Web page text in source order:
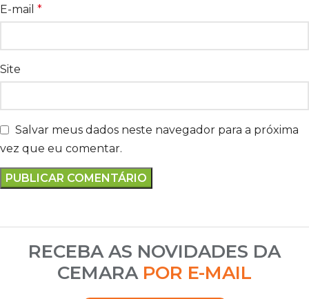
E-mail *
Site
Salvar meus dados neste navegador para a próxima
vez que eu comentar.
RECEBA AS NOVIDADES DA
CEMARA POR E-MAIL